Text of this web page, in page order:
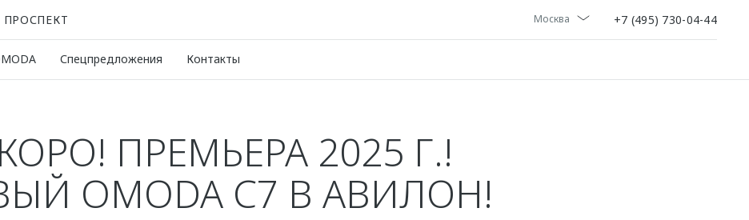
Москва +7 (495) 730-04-44
Спецпредложения Контакты
ПРЕМЬЕРА 2025 Г.!
OMODA C7 В АВИЛОН!